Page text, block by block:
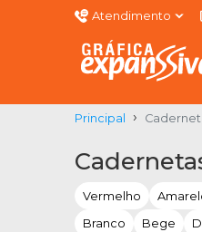
Atendimento
Principal
Vermelho
Branco Bege